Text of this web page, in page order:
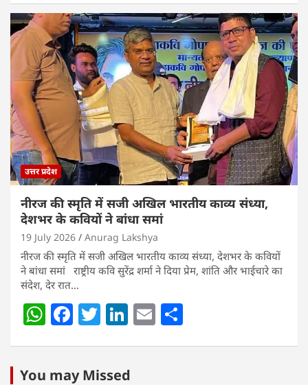
at
s
A
p
p
c
e
b
o
o
k
itt
er
k
e
dI
n
ai
l
ar
e
उत्तर प्रदेश
नीरज की स्मृति में सजी अखिल भारतीय काव्य संध्या,
देशभर के कवियों ने बांधा समां
19 July 2026 Anurag Lakshya
नीरज की स्मृति में सजी अखिल भारतीय काव्य संध्या, देशभर के कवियों
ने बांधा समां राष्ट्रीय कवि सुरेंद्र शर्मा ने दिया प्रेम, शांति और भाईचारे का
संदेश, देर रात…
W F T Li E
You may Missed